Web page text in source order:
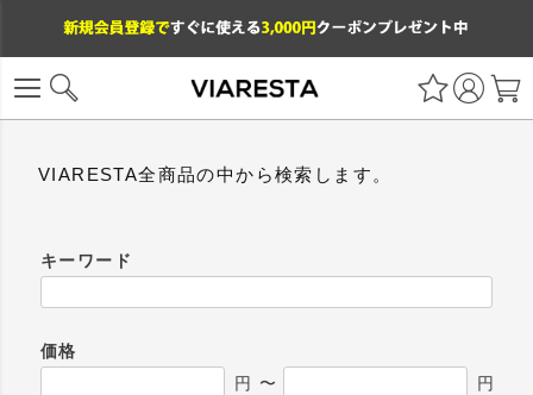
VIARESTA全商品の中から検索します。
キーワード
価格
円
〜 円